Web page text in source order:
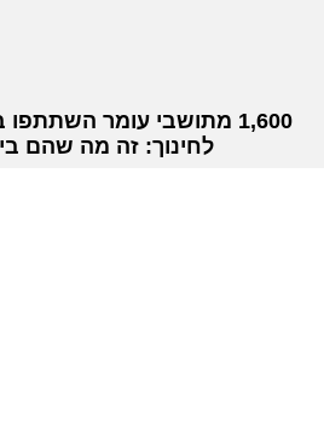
1,600 מתושבי עומר
לחינוך: זה מה שהם